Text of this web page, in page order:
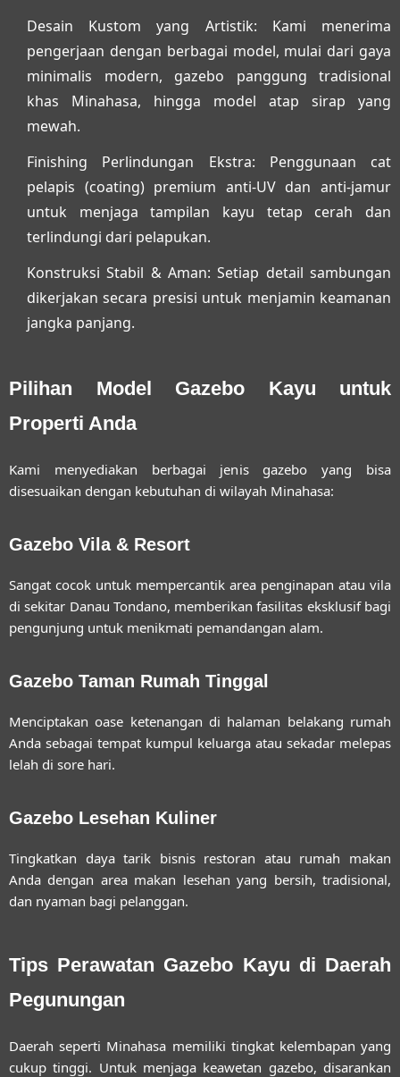
Desain Kustom yang Artistik: Kami menerima
pengerjaan dengan berbagai model, mulai dari gaya
minimalis modern, gazebo panggung tradisional
khas Minahasa, hingga model atap sirap yang
mewah.
Finishing Perlindungan Ekstra: Penggunaan cat
pelapis (coating) premium anti-UV dan anti-jamur
untuk menjaga tampilan kayu tetap cerah dan
terlindungi dari pelapukan.
Konstruksi Stabil & Aman: Setiap detail sambungan
dikerjakan secara presisi untuk menjamin keamanan
jangka panjang.
Pilihan Model Gazebo Kayu untuk
Properti Anda
Kami menyediakan berbagai jenis gazebo yang bisa
disesuaikan dengan kebutuhan di wilayah Minahasa:
Gazebo Vila & Resort
Sangat cocok untuk mempercantik area penginapan atau vila
di sekitar Danau Tondano, memberikan fasilitas eksklusif bagi
pengunjung untuk menikmati pemandangan alam.
Gazebo Taman Rumah Tinggal
Menciptakan oase ketenangan di halaman belakang rumah
Anda sebagai tempat kumpul keluarga atau sekadar melepas
lelah di sore hari.
Gazebo Lesehan Kuliner
Tingkatkan daya tarik bisnis restoran atau rumah makan
Anda dengan area makan lesehan yang bersih, tradisional,
dan nyaman bagi pelanggan.
Tips Perawatan Gazebo Kayu di Daerah
Pegunungan
Daerah seperti Minahasa memiliki tingkat kelembapan yang
cukup tinggi. Untuk menjaga keawetan gazebo, disarankan